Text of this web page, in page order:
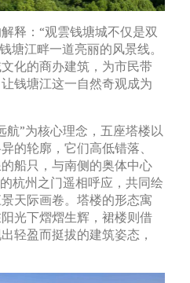
释：“观雲钱塘城不仅是双
塘江畔一道亮丽的风景线。
化的商办建筑，为市民带
钱塘江这一自然奇观成为
航”为核心理念，五座塔楼以
的轮廓，它们高低错落、
船只，与南侧的奥体中心
杭州之门遥相呼应，共同绘
天际画卷。塔楼的形态寓
光下熠熠生辉，裙楼则借
轻盈而挺拔的建筑姿态，